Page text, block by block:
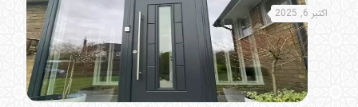
اکتبر 6, 2025